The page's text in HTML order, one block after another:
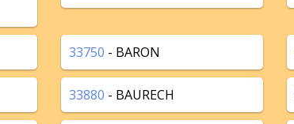
33750 - BARON
33880 - BAURECH